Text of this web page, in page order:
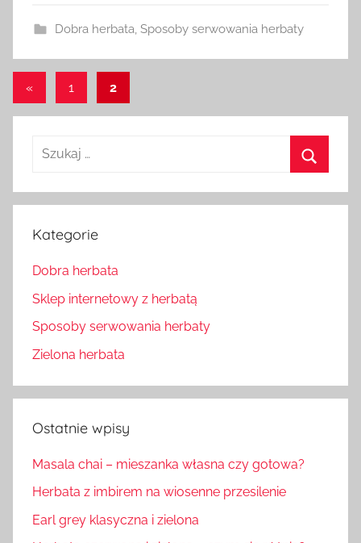
Dobra herbata, Sposoby serwowania herbaty
Stronicowanie
wpisów
«Poprzednie
1 2
Szukaj:
Kategorie
Dobra herbata
Sklep internetowy z herbatą
Sposoby serwowania herbaty
Zielona herbata
Ostatnie wpisy
Masala chai – mieszanka własna czy gotowa?
Herbata z imbirem na wiosenne przesilenie
Earl grey klasyczna i zielona